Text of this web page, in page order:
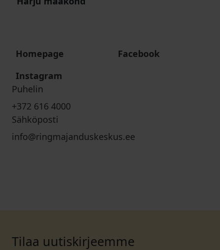
Homepage
Facebook
Instagram
Puhelin
+372 616 4000
Sähköposti
info@ringmajanduskeskus.ee
Tilaa uutiskirjeemme